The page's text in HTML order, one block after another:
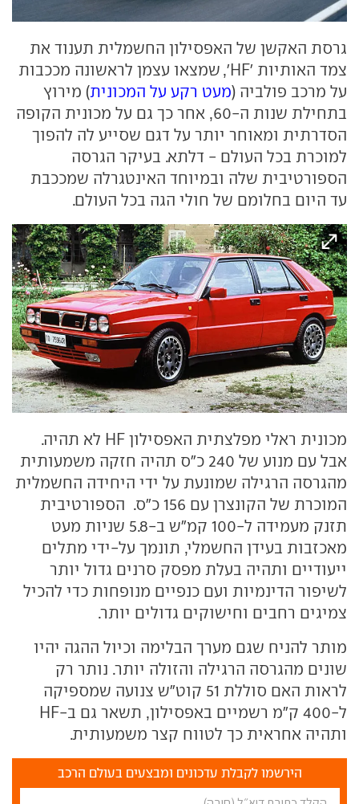
גרסת האקשן של האפסילון החשמלית תענוד את
צמד האותיות 'HF', שמצאו עצמן לראשונה מככבות
על מרכב פולביה (מעט רקע על המכונית) מירוץ
בתחילת שנות ה-60, אחר כך גם על מכונית הקופה
הסדרתית ומאוחר יותר על דגם שסייע לה להפוך
למוכרת בכל העולם - דלתא. בעיקר הגרסה
הספורטיבית שלה ובמיוחד האינטגרלה שמככבת
עד היום בחלומם של חולי הגה בכל העולם.
מכונית ראלי מפלצתית האפסילון HF לא תהיה.
אבל עם מנוע של 240 כ"ס תהיה חזקה משמעותית
מהגרסה הרגילה שמונעת על ידי היחידה החשמלית
המוכרת של הקונצרן עם 156 כ"ס. הספורטיבית
תזנק מעמידה ל-100 קמ"ש ב-5.8 שניות מעט
מאכזבות בעידן החשמלי, תונמך על-ידי מתלים
ייעודיים ותהיה בעלת מפסק סרנים גדול יותר
לשיפור הדינמיות ועם כנפיים מנופחות כדי להכיל
צמיגים רחבים וחישוקים גדולים יותר.
מותר להניח שגם מערך הבלימה וכיול ההגה יהיו
שונים מהגרסה הרגילה והזולה יותר. נותר רק
לראות האם סוללת 51 קוט"ש צנועה שמספיקה
ל-400 ק"מ רשמיים באפסילון, תשאר גם ב-HF
ותהיה אחראית כך לטווח קצר משמעותית.
הירשמו לקבלת עדכונים ומבצעים בעולם הרכב